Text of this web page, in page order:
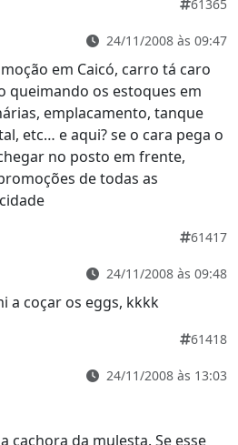
61365
24/11/2008 às 09:47
em Caicó, carro tá caro
queimando os estoques em
emplacamento, tanque
etc… e aqui? se o cara pega o
no posto em frente,
de todas as
61417
24/11/2008 às 09:48
a coçar os eggs, kkkk
61418
24/11/2008 às 13:03
cachora da mulesta. Se esse